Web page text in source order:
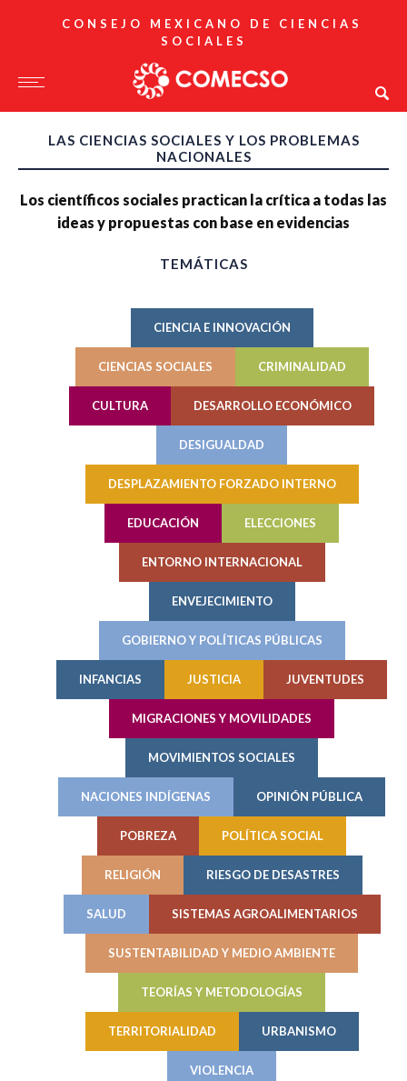
CONSEJO MEXICANO DE CIENCIAS
SOCIALES
LAS CIENCIAS SOCIALES Y LOS PROBLEMAS
NACIONALES
Los científicos sociales practican la crítica a todas las
ideas y propuestas con base en evidencias
TEMÁTICAS
CIENCIA E INNOVACIÓN
CIENCIAS SOCIALES CRIMINALIDAD
CULTURA DESARROLLO ECONÓMICO
DESIGUALDAD
DESPLAZAMIENTO FORZADO INTERNO
EDUCACIÓN ELECCIONES
ENTORNO INTERNACIONAL
ENVEJECIMIENTO
GOBIERNO Y POLÍTICAS PÚBLICAS
INFANCIAS JUSTICIA JUVENTUDES
MIGRACIONES Y MOVILIDADES
MOVIMIENTOS SOCIALES
NACIONES INDÍGENAS OPINIÓN PÚBLICA
POBREZA POLÍTICA SOCIAL
RELIGIÓN RIESGO DE DESASTRES
SALUD SISTEMAS AGROALIMENTARIOS
SUSTENTABILIDAD Y MEDIO AMBIENTE
TEORÍAS Y METODOLOGÍAS
TERRITORIALIDAD URBANISMO
VIOLENCIA